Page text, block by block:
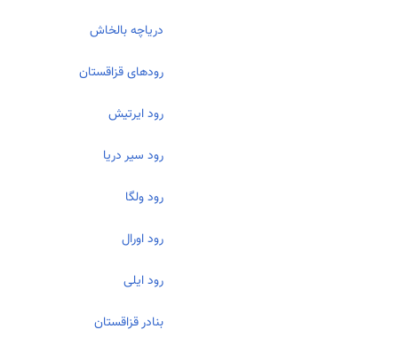
دریاچه بالخاش
رودهای قزاقستان
رود ایرتیش
رود سیر دریا
رود ولگا
رود اورال
رود ایلی
بنادر قزاقستان